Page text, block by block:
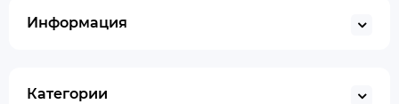
Информация
Категории